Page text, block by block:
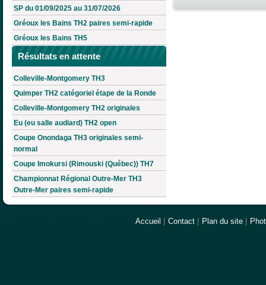
SP du 01/09/2025 au 31/07/2026
Gréoux les Bains TH2 paires semi-rapide
Gréoux les Bains TH5
Résultats en attente
Colleville-Montgomery TH3
Quimper TH2 catégoriel étape de la Ronde
Colleville-Montgomery TH2 originales
Eu (eu salle audiard) TH2 open
Coupe Onondaga TH3 originales semi-
normal
Coupe Imokursi (Rimouski (Québec)) TH7
Championnat Régional Outre-Mer TH3
Outre-Mer paires semi-rapide
Accueil Contact Plan du site